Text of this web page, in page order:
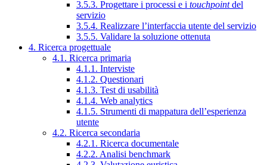
3.5.3. Progettare i processi e i touchpointdel
servizio
3.5.4. Realizzare l’interfaccia utente del servizio
3.5.5. Validare la soluzione ottenuta
4. Ricerca progettuale
4.1. Ricerca primaria
4.1.1. Interviste
4.1.2. Questionari
4.1.3. Test di usabilità
4.1.4. Web analytics
4.1.5. Strumenti di mappatura dell’esperienza
utente
4.2. Ricerca secondaria
4.2.1. Ricerca documentale
4.2.2. Analisi benchmark